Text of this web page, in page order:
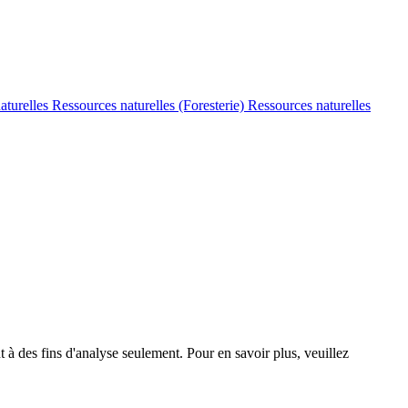
Ressources naturelles (Foresterie) Ressources naturelles
des fins d'analyse seulement. Pour en savoir plus, veuillez